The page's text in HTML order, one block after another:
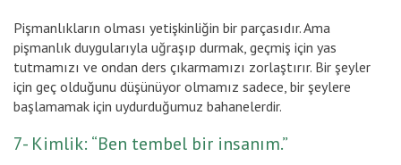
Pişmanlıkların olması yetişkinliğin bir parçasıdır. Ama
pişmanlık duygularıyla uğraşıp durmak, geçmiş için yas
tutmamızı ve ondan ders çıkarmamızı zorlaştırır. Bir şeyler
için geç olduğunu düşünüyor olmamız sadece, bir şeylere
başlamamak için uydurduğumuz bahanelerdir.
7- Kimlik: “Ben tembel bir insanım.”